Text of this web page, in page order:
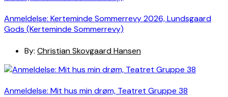
Anmeldelse: Kerteminde Sommerrevy 2026, Lundsgaard
Gods (Kerteminde Sommerrevy)
By: Christian Skovgaard Hansen
Anmeldelse: Mit hus min drøm, Teatret Gruppe 38